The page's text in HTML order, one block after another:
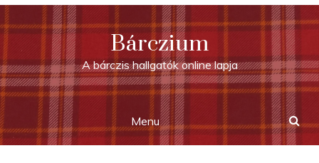
Skip
to
content
Bárczium
A bárczis hallgatók online lapja
Menu